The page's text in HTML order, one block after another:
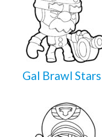
Gal Brawl Stars